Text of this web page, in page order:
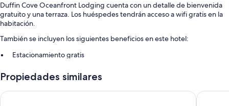
Duffin Cove Oceanfront Lodging cuenta con un detalle de bienvenida
gratuito y una terraza. Los huéspedes tendrán acceso a wifi gratis en la
habitación.
También se incluyen los siguientes beneficios en este hotel:
Estacionamiento gratis
Áreas para no fumadores, café o té en las áreas comunes y servicios
de concierge
Propiedades similares
Best Western Plus Tin Wis Resort Hotel